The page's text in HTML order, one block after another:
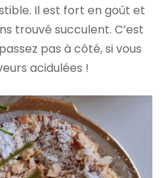
Il est fort en goût et
trouvé succulent. C’est
pas à côté, si vous
acidulées !